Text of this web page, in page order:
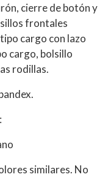
cierre de botón y
frontales
cargo con lazo
cargo, bolsillo
rodillas.
similares. No